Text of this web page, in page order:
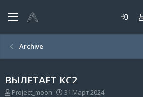
Archive
ВЫЛЕТАЕТ КС2
А
Project_moon
Д
31 Март 2024